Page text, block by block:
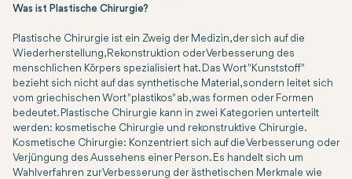
Was ist Plastische Chirurgie?
Plastische Chirurgie ist ein Zweig der Medizin, der sich auf die
Wiederherstellung, Rekonstruktion oder Verbesserung des
menschlichen Körpers spezialisiert hat. Das Wort "Kunststoff"
bezieht sich nicht auf das synthetische Material, sondern leitet sich
vom griechischen Wort "plastikos" ab, was formen oder Formen
bedeutet. Plastische Chirurgie kann in zwei Kategorien unterteilt
werden: kosmetische Chirurgie und rekonstruktive Chirurgie.
Kosmetische Chirurgie: Konzentriert sich auf die Verbesserung oder
Verjüngung des Aussehens einer Person. Es handelt sich um
Wahlverfahren zur Verbesserung der ästhetischen Merkmale wie